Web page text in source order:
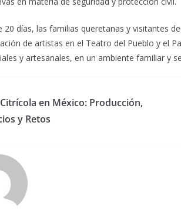
20 días, las familias queretanas y visitantes
de artistas en el Teatro del Pueblo y el
y artesanales, en un ambiente familiar y
en México: Producción,
y Retos